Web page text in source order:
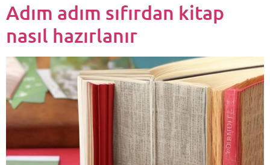
Adım adım sıfırdan kitap
nasıl hazırlanır